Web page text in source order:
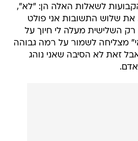
לשאלות האלה הן: "לא",
את שלוש התשובות אני פולט
השלישית מעלה לי חיוך על
מצליחה לשמור על רמה גבוהה
זאת לא הסיבה שאני נוהג